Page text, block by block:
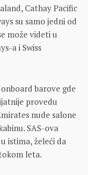
Cathay Pacific
su samo jedni od
može videti u
a i Swiss
barove gde
provedu
nude salone
SAS-ova
istima, želeći da
leta.